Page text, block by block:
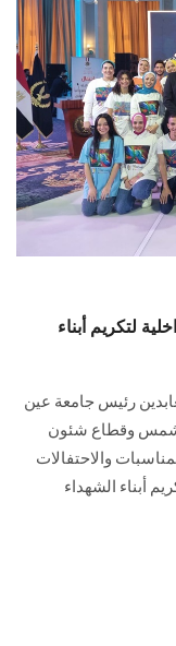
تواصل معنا
الطلاب
هيئة التدريس
الدراسات العليا
الزائـرون
لتكريم أبناء
رئيس جامعة عين
شمس وقطاع شئون
والاحتفالات
أبناء الشهداء